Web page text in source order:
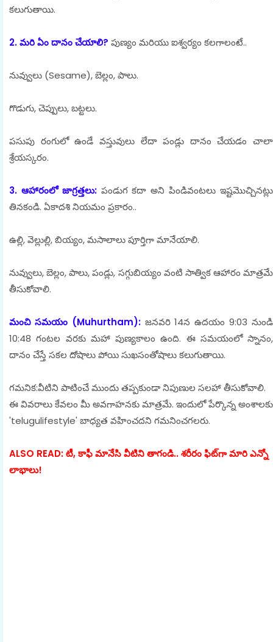
కలుగుతాయి.
2. మరి ఏం దానం చేయాలి? పుణ్యం మరియు ఐశ్వర్యం కలగాలంటే..
నువ్వులు (Sesame), బెల్లం, పాలు.
గొడుగు, చెప్పులు, బట్టలు.
పసుపు రంగులో ఉండే వస్తువులు లేదా పండ్లు దానం చేయడం చాలా
శ్రేయస్కరం.
3. ఆహారంలో జాగ్రత్తలు: పండుగ కదా అని పిండివంటలు ఇష్టమొచ్చినట్లు
తినకండి. ఏకాదశి నియమం ప్రకారం..
ఉల్లి, వెల్లుల్లి, బియ్యం, మసాలాలు పూర్తిగా మానేయాలి.
నువ్వులు, బెల్లం, పాలు, పండ్లు, సగ్గుబియ్యం వంటి సాత్విక ఆహారం మాత్రమే
తీసుకోవాలి.
మంచి సమయం (Muhurtham): జనవరి 14న ఉదయం 9:03 నుండి
10:48 గంటల వరకు మహా పుణ్యకాలం ఉంది. ఈ సమయంలో స్నానం,
దానం చేస్తే సకల దోషాలు పోయి సుఖసంతోషాలు కలుగుతాయి.
గమనిక:వీటిని పాటించే ముందు తప్పకుండా నిపుణుల సలహా తీసుకోవాలి.
ఈ వివరాలు కేవలం మీ అవగాహనకు మాత్రమే. ఇందులో పేర్కొన్న అంశాలకు
'telugulifestyle' బాధ్యత వహించదని గమనించగలరు.
ALSO READ: టీ, కాఫీ మానేసి వీటిని తాగండి.. శరీరం ఫిట్‌గా మారి ఎన్నో
లాభాలు!